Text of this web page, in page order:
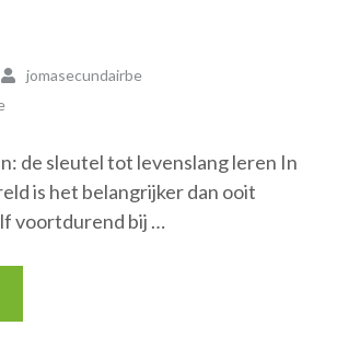
jomasecundairbe
de sleutel tot levenslang leren In
is het belangrijker dan ooit
voortdurend bij …